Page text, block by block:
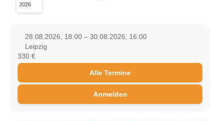
2026
28.08.2026, 18:00 – 30.08.2026, 16:00
Leipzig
330 €
Alle Termine
Anmelden